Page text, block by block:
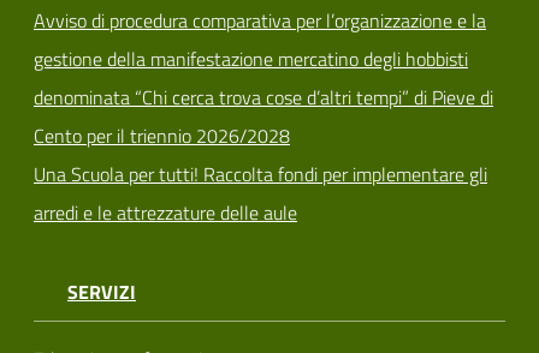
Avviso di procedura comparativa per l’organizzazione e la
gestione della manifestazione mercatino degli hobbisti
denominata “Chi cerca trova cose d’altri tempi” di Pieve di
Cento per il triennio 2026/2028
Una Scuola per tutti! Raccolta fondi per implementare gli
arredi e le attrezzature delle aule
SERVIZI